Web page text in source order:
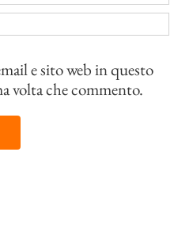
e sito web in questo
volta che commento.